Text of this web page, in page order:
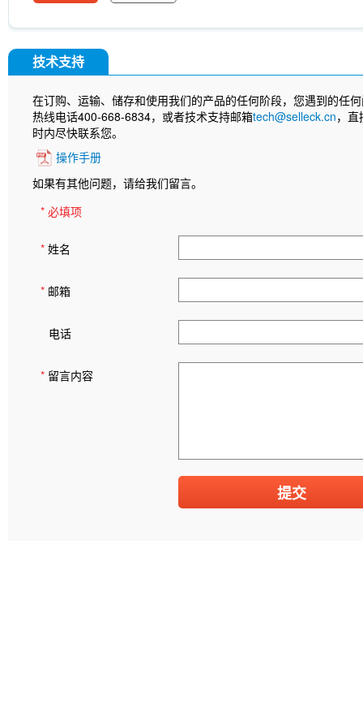
技术支持
在订购、运输、储存和使用我们的产品的任何阶段，您遇到的任
热线电话400-668-6834，或者技术支持邮箱tech@selleck.cn，
时内尽快联系您。
操作手册
如果有其他问题，请给我们留言。
* 必填项
* 姓名
* 邮箱
电话
* 留言内容